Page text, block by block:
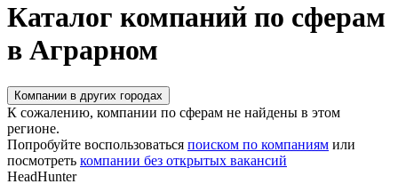
Каталог компаний по сферам
в Аграрном
Компании в других городах
К сожалению, компании по сферам не найдены в этом
регионе.
Попробуйте воспользоваться поиском по компаниям или
посмотреть компании без открытых вакансий
HeadHunter